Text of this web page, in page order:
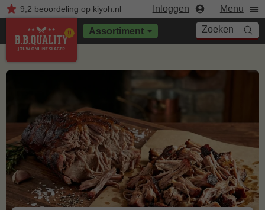
9,2 beoordelingop kiyoh.nl Inloggen Menu
Assortiment Zoeken